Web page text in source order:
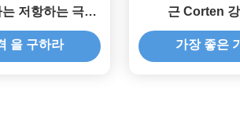
저항하는 극복
을 구하라
근 Corten
가장 좋은